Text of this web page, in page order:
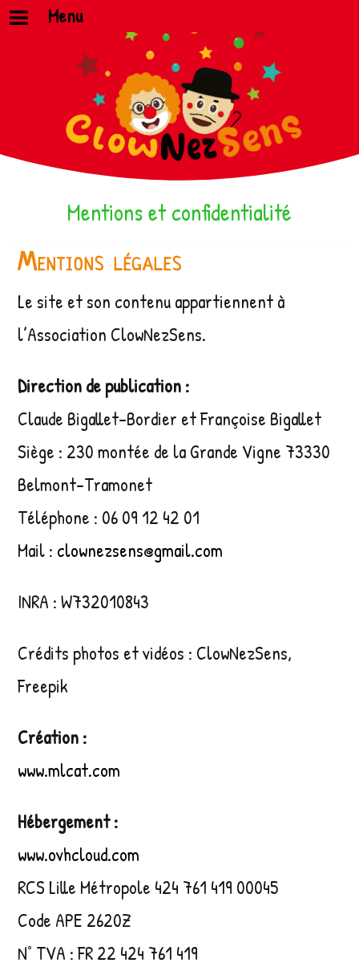
Mentions et confidentialité
Mentions légales
Le site et son contenu appartiennent à
l’Association ClowNezSens.
Direction de publication :
Claude Bigallet-Bordier et Françoise Bigallet
Siège : 230 montée de la Grande Vigne 73330
Belmont-Tramonet
Téléphone : 06 09 12 42 01
Mail : clownezsens@gmail.com
INRA : W732010843
Crédits photos et vidéos : ClowNezSens,
Freepik
Création :
www.mlcat.com
Hébergement :
www.ovhcloud.com
RCS Lille Métropole 424 761 419 00045
Code APE 2620Z
N° TVA : FR 22 424 761 419
Menu